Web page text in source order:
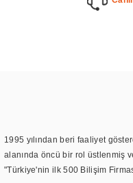
1995 yılından beri faaliyet
alanında öncü bir rol üstlenmiş
"Türkiye'nin ilk 500 Bilişim